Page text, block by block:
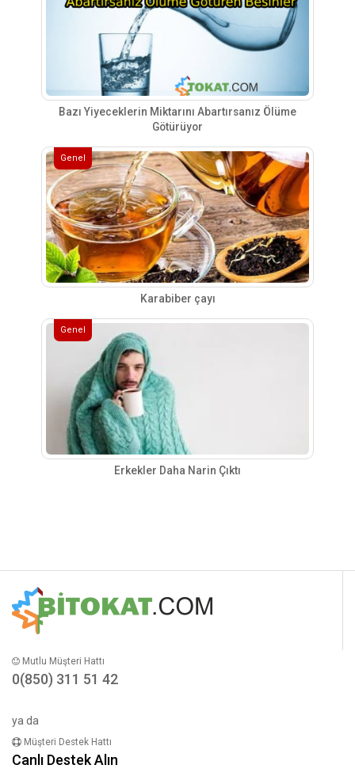
Bazı Yiyeceklerin Miktarını Abartırsanız Ölüme
Götürüyor
Genel
Karabiber çayı
Genel
Erkekler Daha Narin Çıktı
Mutlu Müşteri Hattı
0(850) 311 51 42
ya da
Müşteri Destek Hattı
Canlı Destek Alın